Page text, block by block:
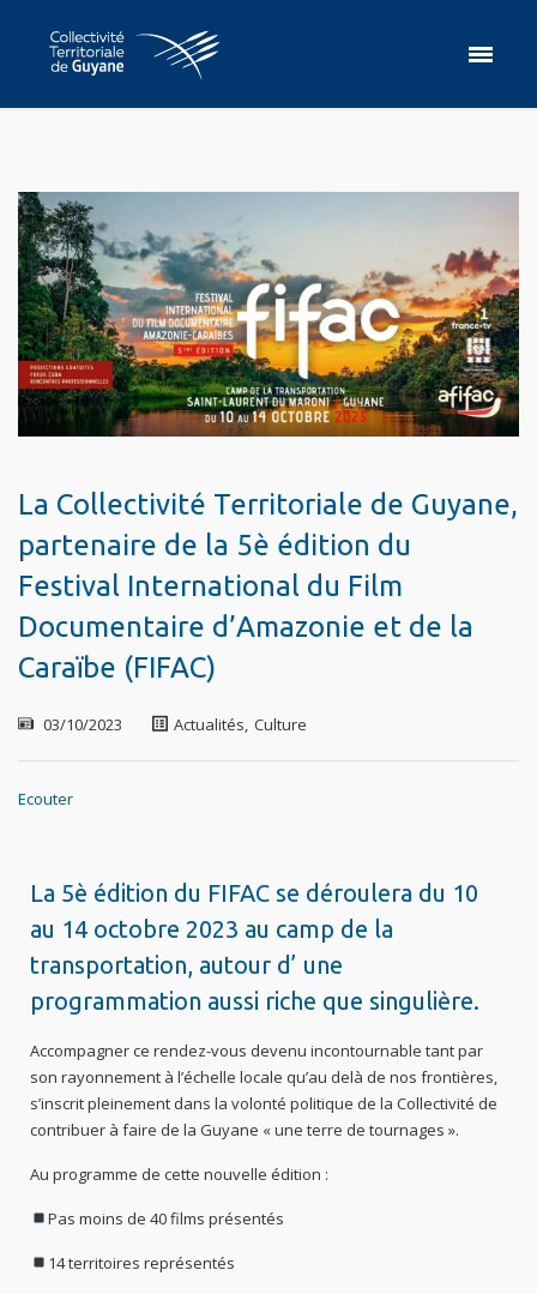
La Collectivité Territoriale de Guyane,
partenaire de la 5è édition du
Festival International du Film
Documentaire d’Amazonie et de la
Caraïbe (FIFAC)
03/10/2023 Actualités, Culture
Ecouter
La 5è édition du FIFAC se déroulera du 10
au 14 octobre 2023 au camp de la
transportation, autour d’ une
programmation aussi riche que singulière.
Accompagner ce rendez-vous devenu incontournable tant par
son rayonnement à l’échelle locale qu’au delà de nos frontières,
s’inscrit pleinement dans la volonté politique de la Collectivité de
contribuer à faire de la Guyane « une terre de tournages ».
Au programme de cette nouvelle édition :
Pas moins de 40 films présentés
14 territoires représentés